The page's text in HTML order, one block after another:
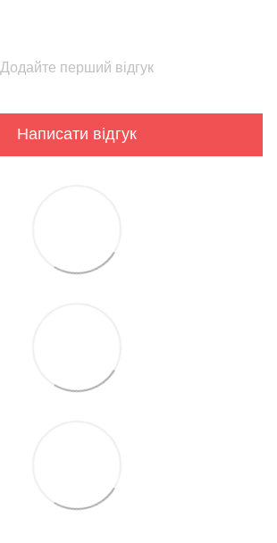
Додайте перший відгук
Написати відгук